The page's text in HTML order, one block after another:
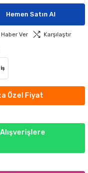
Hemen Satın Al
Ver
Karşılaştır
Özel Fiyat